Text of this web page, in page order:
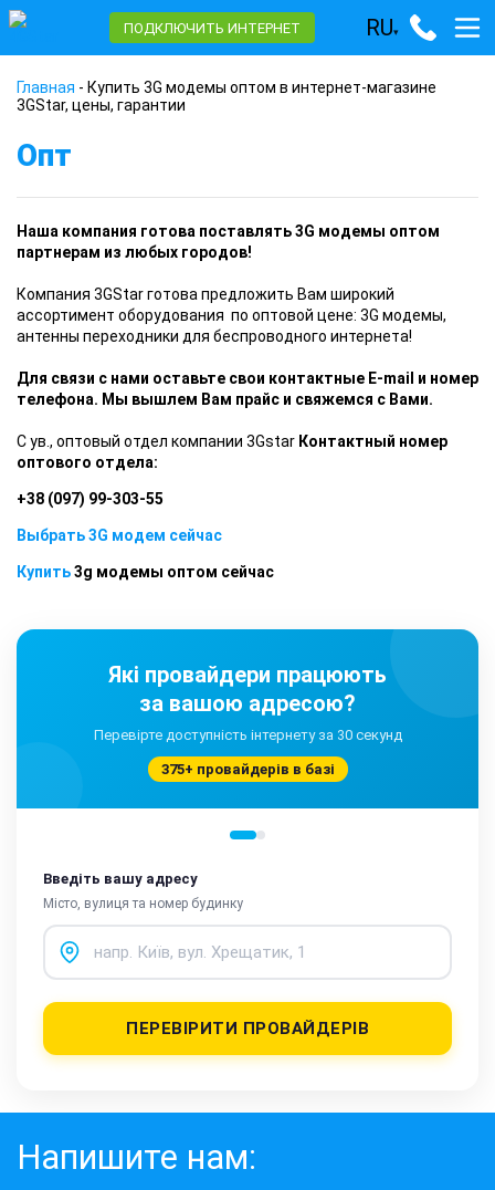
ПОДКЛЮЧИТЬ ИНТЕРНЕТ RU▾
Главная - Купить 3G модемы оптом в интернет-магазине
3GStar, цены, гарантии
Опт
Наша компания готова поставлять 3G модемы оптом
партнерам из любых городов!
Компания 3GStar готова предложить Вам широкий
ассортимент оборудования по оптовой цене: 3G модемы,
антенны переходники для беспроводного интернета!
Для связи с нами оставьте свои контактные E-mail и номер
телефона. Мы вышлем Вам прайс и свяжемся с Вами.
С ув., оптовый отдел компании 3Gstar Контактный номер
оптового отдела:
+38 (097) 99-303-55
Выбрать 3G модем сейчас
Купить3g модемы оптом сейчас
Які провайдери працюють
за вашою адресою?
Перевірте доступність інтернету за 30 секунд
375+ провайдерів в базі
Введіть вашу адресу
Місто, вулиця та номер будинку
ПЕРЕВІРИТИ ПРОВАЙДЕРІВ
Напишите нам: